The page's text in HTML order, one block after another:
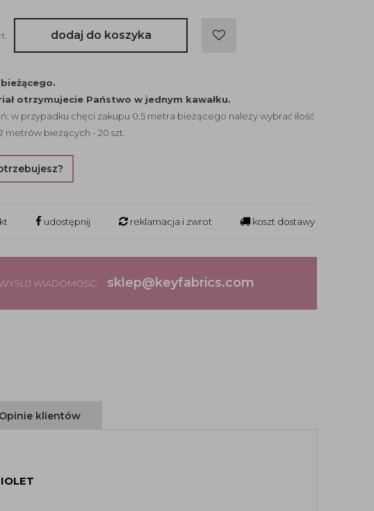
dodaj do koszyka
otrzymujecie Państwo w jednym kawałku.
w przypadku chęci zakupu 0,5 metra bieżącego należy wybrać ilość
metrów bieżących - 20 szt.
udostępnij reklamacja i zwrot koszt dostawy
WIADOMOŚĆ: sklep@keyfabrics.com
Opinie klientów